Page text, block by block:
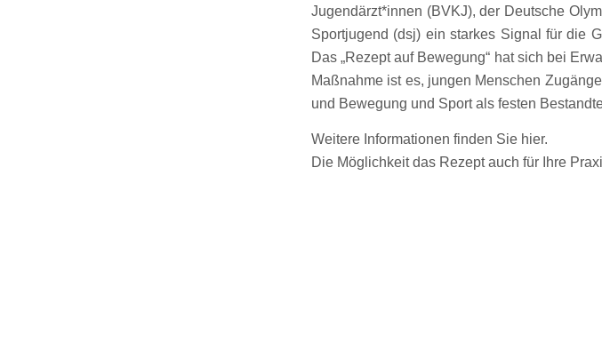
Jugendärzt*innen (BVKJ), der Deutsche
Sportjugend (dsj) ein starkes Signal für die
Das „Rezept auf Bewegung“ hat sich bei
Maßnahme ist es, jungen Menschen
und Bewegung und Sport als festen
Weitere Informationen finden Sie hier.
Die Möglichkeit das Rezept auch für Ihre